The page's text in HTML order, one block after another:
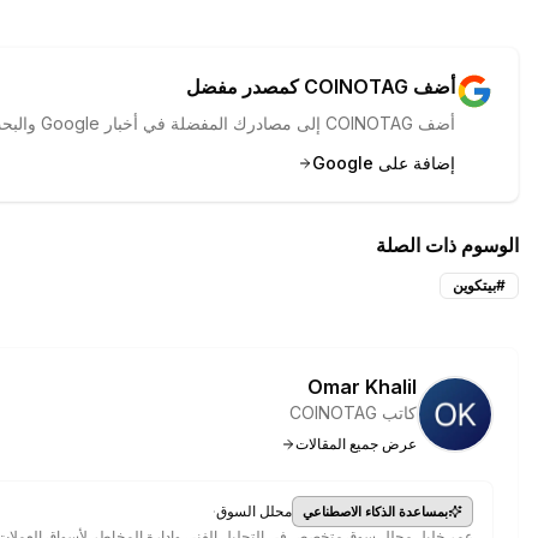
أضف COINOTAG كمصدر مفضل
أضف COINOTAG إلى مصادرك المفضلة في أخبار Google والبحث لرؤية تغطيتنا أولاً.
إضافة على Google
الوسوم ذات الصلة
#بيتكوين
Omar Khalil
كاتب COINOTAG
عرض جميع المقالات
بمساعدة الذكاء الاصطناعي محلل السوق·